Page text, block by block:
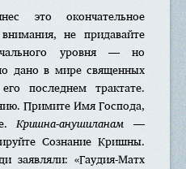
это окончательное
не придавайте
уровня — но
дано в мире священных
последнем трактате.
Примите Имя Господа,
Кришна-анушиланам —
Сознание Кришны.
заявляли: «Гаудия-Матх